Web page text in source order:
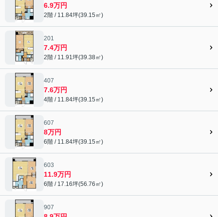
6.9万円
2階 / 11.84坪(39.15㎡)
201
7.4万円
2階 / 11.91坪(39.38㎡)
407
7.6万円
4階 / 11.84坪(39.15㎡)
607
8万円
6階 / 11.84坪(39.15㎡)
603
11.9万円
6階 / 17.16坪(56.76㎡)
907